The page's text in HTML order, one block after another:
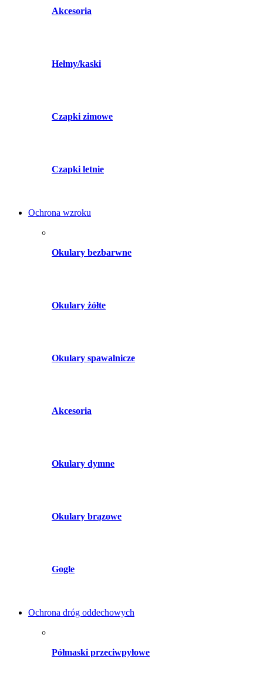
Akcesoria
Hełmy/kaski
Czapki zimowe
Czapki letnie
Ochrona wzroku
Okulary bezbarwne
Okulary żółte
Okulary spawalnicze
Akcesoria
Okulary dymne
Okulary brązowe
Gogle
Ochrona dróg oddechowych
Półmaski przeciwpyłowe